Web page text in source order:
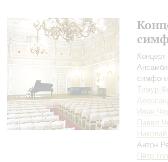
Тимур
Иван
Павел
Антон
Пётр